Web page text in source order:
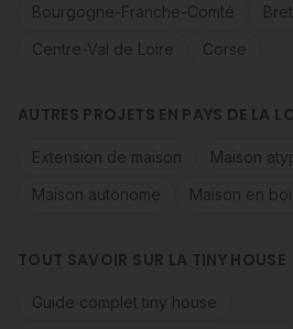
Bourgogne-Franche-Comté
Centre-Val de Loire
Corse
AUTRES PROJETS EN PAYS DE LA
Extension de maison
Maison
Maison autonome
Maison en
TOUT SAVOIR SUR LA TINY HOUSE
Guide complet tiny house